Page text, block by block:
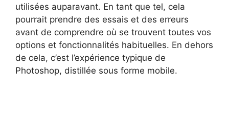
utilisées auparavant. En tant que tel, cela
pourrait prendre des essais et des erreurs
avant de comprendre où se trouvent toutes vos
options et fonctionnalités habituelles. En dehors
de cela, c’est l’expérience typique de
Photoshop, distillée sous forme mobile.